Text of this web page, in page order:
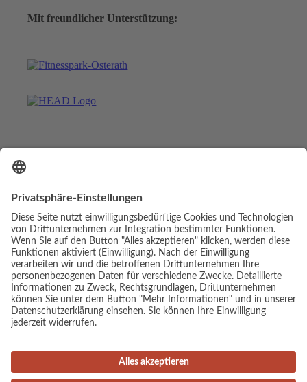
Mit freundlicher Unterstützung:
© Copyright - Luis Elias | Webdesign & Umsetzung:
cambium digital
Link zu Facebook
Link zu Mail
Impressum
AGB